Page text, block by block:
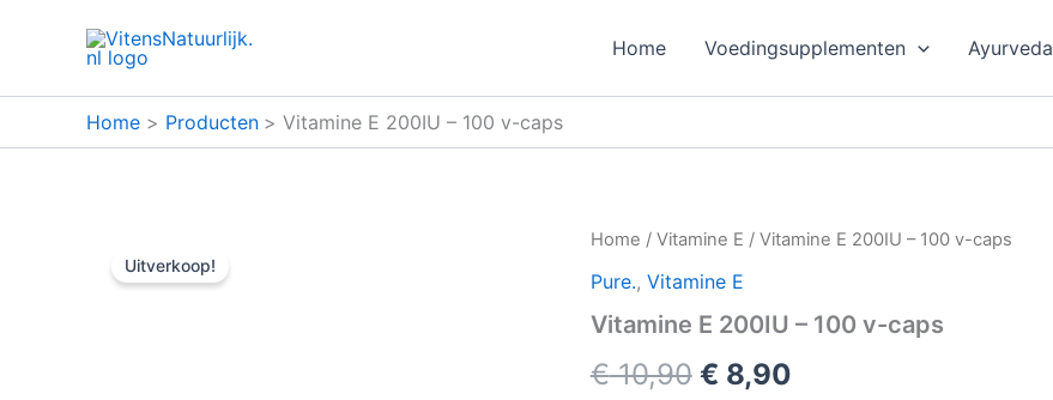
Home Voedingsupplementen Ayurveda
Home Producten Vitamine E 200IU – 100 v-caps
Uitverkoop!
Home / Vitamine E / Vitamine E 200IU – 100 v-caps
Pure., Vitamine E
Vitamine E 200IU – 100 v-caps
€10,90 Oorspronkelijke
€ 8,90Huidige